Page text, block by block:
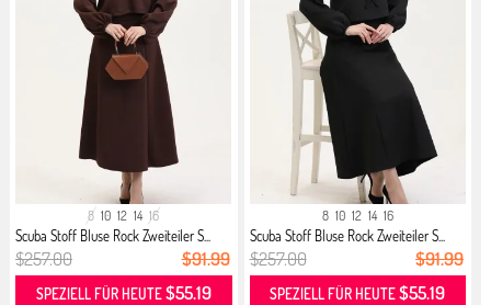
8 10 12 14 16
Scuba Stoff Bluse Rock Zweiteiler S...
$257.00 $91.99
SPEZIELL FÜR HEUTE$55.19
8 10 12 14 16
Scuba Stoff Bluse Rock Zweiteiler S...
$257.00 $91.99
SPEZIELL FÜR HEUTE$55.19